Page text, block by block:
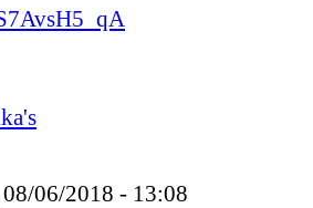
06/2018 - 13:08